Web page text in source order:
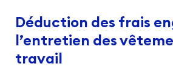
Déduction des frais
l’entretien des
travail